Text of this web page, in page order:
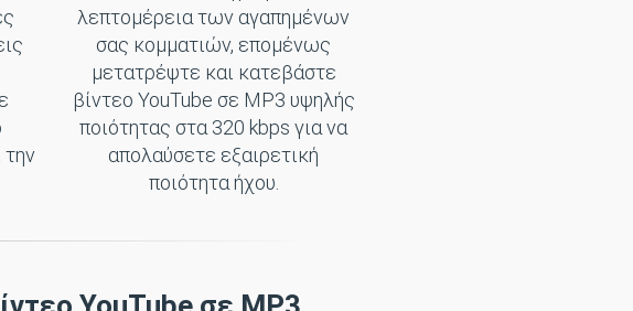
λεπτομέρεια των αγαπημένων
σας κομματιών, επομένως
μετατρέψτε και κατεβάστε
βίντεο YouTube σε MP3 υψηλής
ποιότητας στα 320 kbps για να
απολαύσετε εξαιρετική
ποιότητα ήχου.